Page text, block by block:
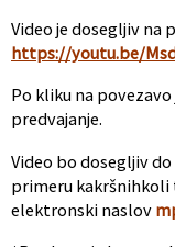
Video je dosegljiv na
https://youtu.be/
Po kliku na
predvajanje.
Video bo dosegljiv do
primeru kakršnihkoli
elektronski naslov